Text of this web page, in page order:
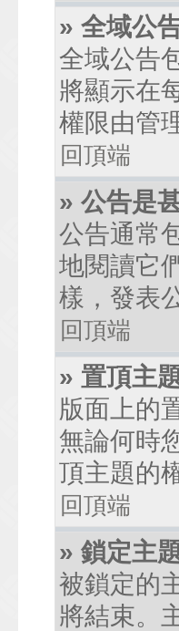
» 全域公
全域公告
將顯示在
權限由管
回頂端
» 公告是
公告通常
地閱讀它
樣，發表
回頂端
» 置頂主
版面上的
無論何時
頂主題的
回頂端
» 鎖定主
被鎖定的
將結束。